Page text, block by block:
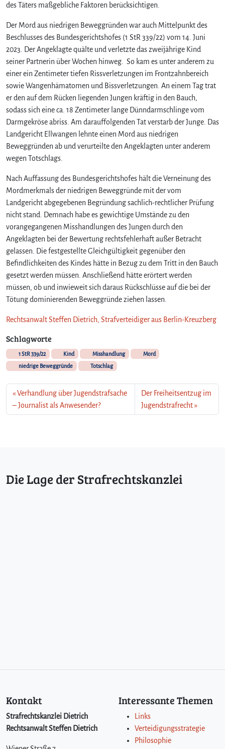
des Täters maßgebliche Faktoren berücksichtigen.
Der Mord aus niedrigen Beweggründen war auch Mittelpunkt des
Beschlusses des Bundesgerichtshofes (1 StR 339/22) vom 14. Juni
2023. Der Angeklagte quälte und verletzte das zweijährige Kind
seiner Partnerin über Wochen hinweg. So kam es unter anderem zu
einer ein Zentimeter tiefen Rissverletzungen im Frontzahnbereich
sowie Wangenhämatomen und Bissverletzungen. An einem Tag trat
er den auf dem Rücken liegenden Jungen kräftig in den Bauch,
sodass sich eine ca. 18 Zentimeter lange Dünndarmschlinge vom
Darmgekröse abriss. Am darauffolgenden Tat verstarb der Junge. Das
Landgericht Ellwangen lehnte einen Mord aus niedrigen
Beweggründen ab und verurteilte den Angeklagten unter anderem
wegen Totschlags.
Nach Auffassung des Bundesgerichtshofes hält die Verneinung des
Mordmerkmals der niedrigen Beweggründe mit der vom
Landgericht abgegebenen Begründung sachlich-rechtlicher Prüfung
nicht stand. Demnach habe es gewichtige Umstände zu den
vorangegangenen Misshandlungen des Jungen durch den
Angeklagten bei der Bewertung rechtsfehlerhaft außer Betracht
gelassen. Die festgestellte Gleichgültigkeit gegenüber den
Befindlichkeiten des Kindes hätte in Bezug zu dem Tritt in den Bauch
gesetzt werden müssen. Anschließend hätte erörtert werden
müssen, ob und inwieweit sich daraus Rückschlüsse auf die bei der
Tötung dominierenden Beweggründe ziehen lassen.
Rechtsanwalt Steffen Dietrich, Strafverteidiger aus Berlin-Kreuzberg
Schlagworte
1 StR 339/22 Kind Misshandlung
Mord
niedrige Beweggründe
Totschlag
Verhandlung über Jugendstrafsache
– Journalist als Anwesender?
Der Freiheitsentzug im
Jugendstrafrecht
Die Lage der Strafrechtskanzlei
Kontakt
Strafrechtskanzlei Dietrich
Rechtsanwalt Steffen Dietrich
Interessante Themen
Links
Verteidigungsstrategie
Philosophie